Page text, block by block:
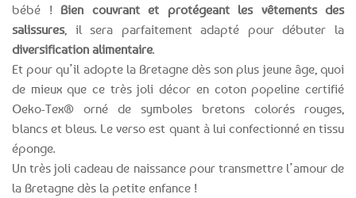
bébé ! Bien couvrant et protégeant les vêtements des
salissures, il sera parfaitement adapté pour débuter la
diversification alimentaire.
Et pour qu’il adopte la Bretagne dès son plus jeune âge, quoi
de mieux que ce très joli décor en coton popeline certifié
Oeko-Tex® orné de symboles bretons colorés rouges,
blancs et bleus. Le verso est quant à lui confectionné en tissu
éponge.
Un très joli cadeau de naissance pour transmettre l’amour de
la Bretagne dès la petite enfance !